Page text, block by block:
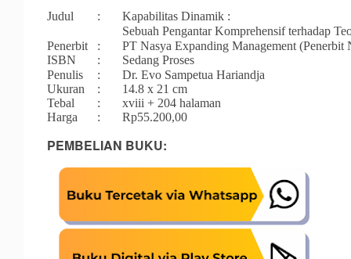
Judul :
Kapabilitas Dinamik :
Sebuah Pengantar Komprehensif terhadap
Penerbit
:
PT Nasya Expanding Management (Penerbit
ISBN
:
Sedang Proses
Penulis
:
Dr. Evo Sampetua Hariandja
Ukuran
:
14.8 x 21 cm
Tebal
:
	xviii
+ 204 halaman
Harga
: Rp55.200,00
PEMBELIAN BUKU: